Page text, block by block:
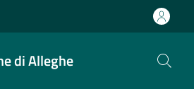
di Alleghe